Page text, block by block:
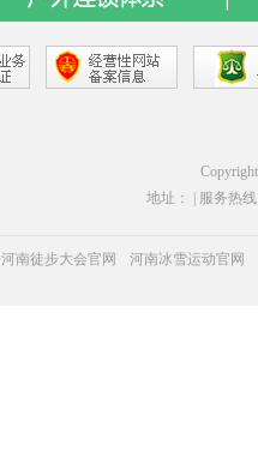
地址： | 服务热线
河南徒步大会官网 河南冰雪运动官网